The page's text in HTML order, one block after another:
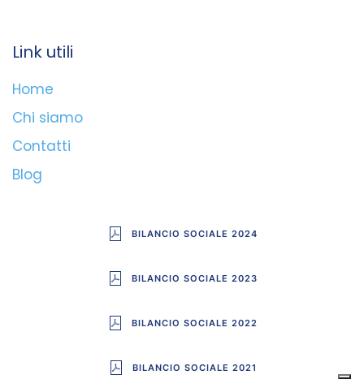
Link utili
Home
Chi siamo
Contatti
Blog
BILANCIO SOCIALE 2024
BILANCIO SOCIALE 2023
BILANCIO SOCIALE 2022
BILANCIO SOCIALE 2021